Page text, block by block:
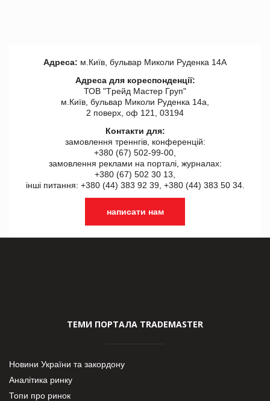
Адреса: м.Київ, бульвар Миколи Руденка 14А
Адреса для кореспонденції:
ТОВ "Tрейд Мастер Груп"
м.Київ, бульвар Миколи Руденка 14а,
2 поверх, оф 121, 03194
Контакти для:
замовлення треннгів, конференцій:
+380 (67) 502-99-00,
замовлення реклами на порталі, журналах:
+380 (67) 502 30 13,
інші питання: +380 (44) 383 92 39, +380 (44) 383 50 34.
написати нам
ТЕМИ ПОРТАЛА TRADEMASTER
Новини України та закордону
Аналітика ринку
Топи про ринок